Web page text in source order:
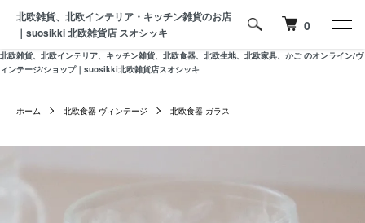
北欧雑貨、北欧インテリア、キッチン雑貨、北欧食器、北欧生地、北欧家具、かご のオンライン/ヴ
ィンテージ/ショップ｜suosikki北欧雑貨店スオシッキ
北欧雑貨、北欧インテリア・キッチン雑貨のお店
｜suosikki 北欧雑貨店 スオシッキ
0
ホーム 北欧食器 ヴィンテージ 北欧食器 ガラス